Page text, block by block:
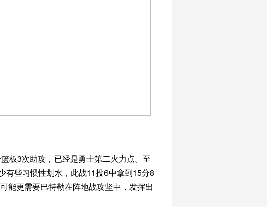
板3次助攻，已经是勇士第二火力点。至
有些习惯性划水，此战11投6中拿到15分8
能更需要巴特勒在阵地战攻坚中，发挥出